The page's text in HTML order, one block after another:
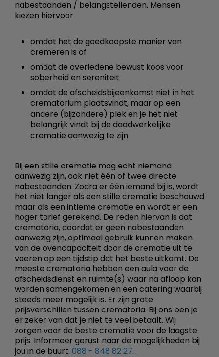
nabestaanden / belangstellenden. Mensen
kiezen hiervoor:
omdat het de goedkoopste manier van
cremeren is of
omdat de overledene bewust koos voor
soberheid en sereniteit
omdat de afscheidsbijeenkomst niet in het
crematorium plaatsvindt, maar op een
andere (bijzondere) plek en je het niet
belangrijk vindt bij de daadwerkelijke
crematie aanwezig te zijn
Bij een stille crematie mag echt niemand
aanwezig zijn, ook niet één of twee directe
nabestaanden. Zodra er één iemand bij is, wordt
het niet langer als een stille crematie beschouwd
maar als een intieme crematie en wordt er een
hoger tarief gerekend. De reden hiervan is dat
crematoria, doordat er geen nabestaanden
aanwezig zijn, optimaal gebruik kunnen maken
van de ovencapaciteit door de crematie uit te
voeren op een tijdstip dat het beste uitkomt. De
meeste crematoria hebben een aula voor de
afscheidsdienst en ruimte(s) waar na afloop kan
worden samengekomen en een catering waarbij
steeds meer mogelijk is. Er zijn grote
prijsverschillen tussen crematoria. Bij ons ben je
er zeker van dat je niet te veel betaalt. Wij
zorgen voor de beste crematie voor de laagste
prijs. Informeer gerust naar de mogelijkheden bij
jou in de buurt: 088 - 848 82 27.